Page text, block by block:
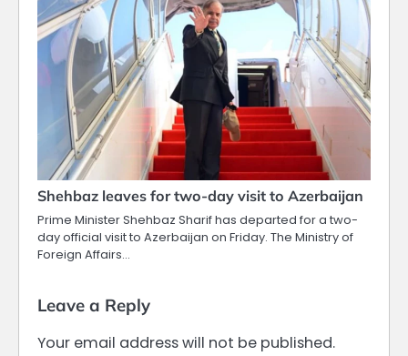
Shehbaz leaves for two-day visit to Azerbaijan
Prime Minister Shehbaz Sharif has departed for a two-
day official visit to Azerbaijan on Friday. The Ministry of
Foreign Affairs…
Leave a Reply
Your email address will not be published.